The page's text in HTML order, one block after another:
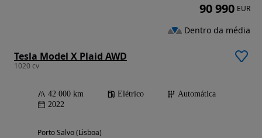
Tesla Model X Plaid AWD
1020 cv
42 000 km Elétrico
Automática
2022
Porto Salvo (Lisboa)
90 990 EUR
Dentro da média